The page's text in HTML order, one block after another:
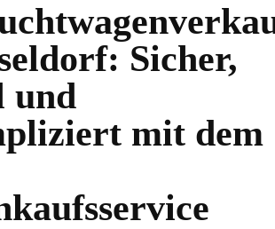
Sicher,
und
mit dem